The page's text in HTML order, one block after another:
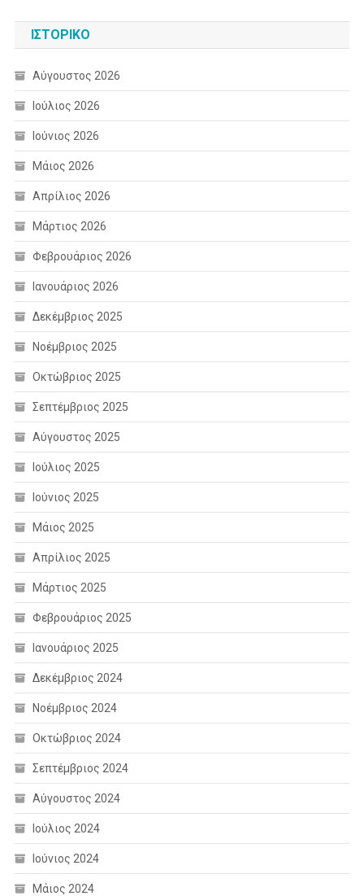
ΙΣΤΟΡΙΚΌ
Αύγουστος 2026
Ιούλιος 2026
Ιούνιος 2026
Μάιος 2026
Απρίλιος 2026
Μάρτιος 2026
Φεβρουάριος 2026
Ιανουάριος 2026
Δεκέμβριος 2025
Νοέμβριος 2025
Οκτώβριος 2025
Σεπτέμβριος 2025
Αύγουστος 2025
Ιούλιος 2025
Ιούνιος 2025
Μάιος 2025
Απρίλιος 2025
Μάρτιος 2025
Φεβρουάριος 2025
Ιανουάριος 2025
Δεκέμβριος 2024
Νοέμβριος 2024
Οκτώβριος 2024
Σεπτέμβριος 2024
Αύγουστος 2024
Ιούλιος 2024
Ιούνιος 2024
Μάιος 2024